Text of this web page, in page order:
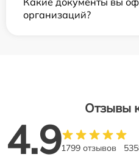
организаций?
Отзывы
4.91799 отзывов